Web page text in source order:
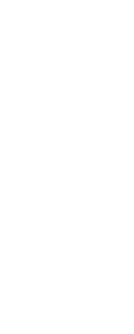
を出す予定はありません。
確認中の商品です。